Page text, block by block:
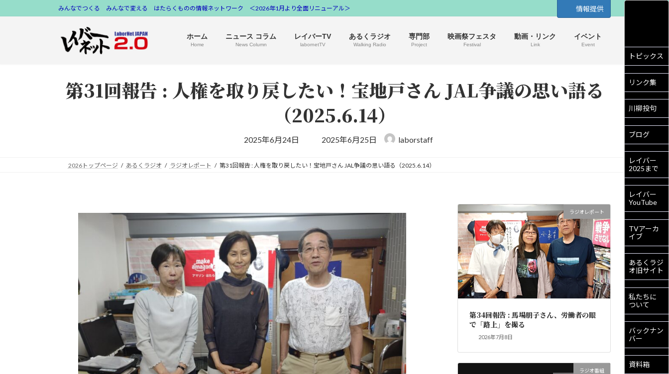
ン
ビ
みんなでつくる みんなで変える はたらくものの情報ネットワーク ＜2026年1月より全面リニューアル＞ 情報提供
ホーム
Home
ニュース コラム
News Column
レイバーTV
labornetTV
あるくラジオ
Walking Radio
専門部
Project
映画祭フェスタ
Festival
動画・リンク
Link
イベント
Event
第31回報告 : 人権を取り戻したい！宝地戸さん JAL争議の思い語る
（2025.6.14）
2025年6月24日
終
日
2025年6月25日 laborstaff
2026トップページ あるくラジオ ラジオレポート 第31回報告 : 人権を取り戻したい！宝地戸さん JAL争議の思い語る（2025.6.14）
ラジオレポート
第34回報告 : 馬場朋子さん、労働者の眼
で「路上」を撮る
2026年7月8日
ラジオ番組
トピックス
リンク集
川柳投句
ブログ
レイバー
2025まで
レイバー
YouTube
TVアーカ
イブ
あるくラジ
オ旧サイト
私たちに
ついて
バックナン
バー
資料箱